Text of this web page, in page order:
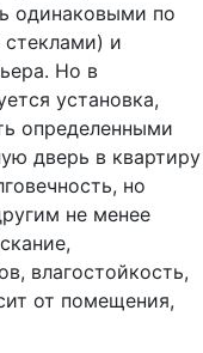
одинаковыми по
стеклами) и
Но в
установка,
определенными
дверь в квартиру
но
не менее
влагостойкость,
от помещения,